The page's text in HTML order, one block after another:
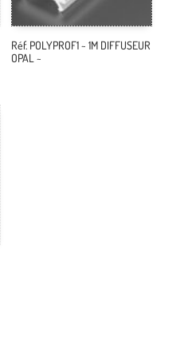
Réf. POLYPROF1 ~ 1M DIFFUSEUR
OPAL ~